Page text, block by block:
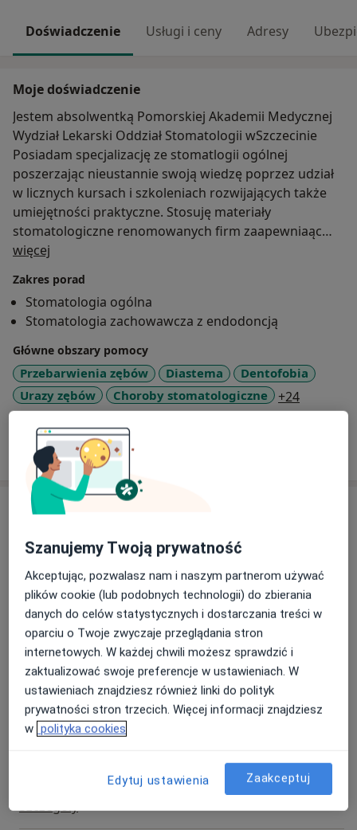
Doświadczenie Usługi i ceny Adresy
Moje doświadczenie
Jestem absolwentką Pomorskiej Akademii Medycznej
Wydział Lekarski Oddział Stomatologii wSzczecinie
Posiadam specjalizację ze stomatlogii ogólnej
poszerzając nieustannie swoją wiedzę poprzez udział
w licznych kursach i szkoleniach rozwijających także
umiejętności praktyczne. Stosuję materiały
stomatologiczne renomowanych firm zaapewniaąc
usługin stom.a najwyższym poziomie
pasjii.
więcej
Zakres porad
Stomatologia ogólna
Stomatologia zachowawcza z endodoncją
Główne obszary pomocy
Przebarwienia zębów Diastema
Dentofobia
Urazy zębów
Choroby stomatologiczne +24
Usługi i ceny
Konsultacja protetyczna
Szczegóły
Odbudowa zębów
Szczegóły
Wybielanie zębów
Szczegóły
Wkłady koronowo-korzeniowe
Usuwanie zębów
Szczegóły
Szanujemy Twoją prywatność
Akceptując, pozwalasz nam i naszym partnerom używać
plików cookie (lub podobnych technologii) do zbierania
danych do celów statystycznych i dostarczania treści w
oparciu o Twoje zwyczaje przeglądania stron
internetowych. W każdej chwili możesz sprawdzić i
zaktualizować swoje preferencje w ustawieniach. W
ustawieniach znajdziesz również linki do polityk
prywatności stron trzecich. Więcej informacji znajdziesz
w polityka cookies
Edytuj ustawienia Zaakceptuj